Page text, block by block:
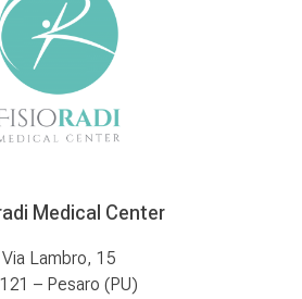
Medical Center
Via Lambro, 15
– Pesaro (PU)